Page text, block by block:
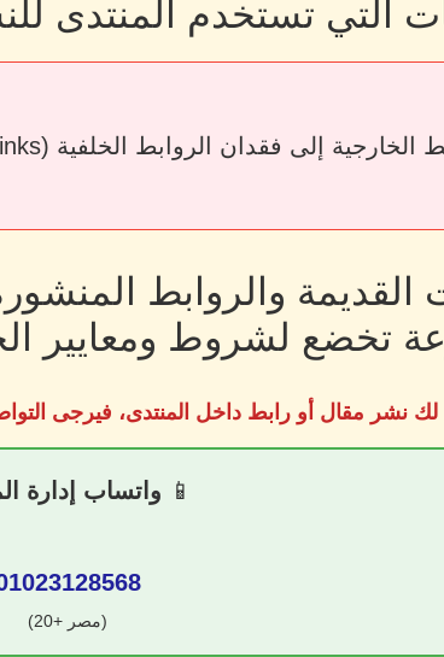
التي تستخدم المنتدى
القديمة والروابط
تخضع لشروط ومعايير
لك نشر مقال أو رابط داخل المنتدى، فيرجى
📱 واتساب إدارة
(مصر +20)